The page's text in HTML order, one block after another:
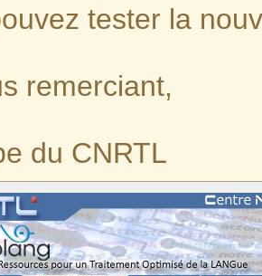
tester la
remerciant,
du CNRTL